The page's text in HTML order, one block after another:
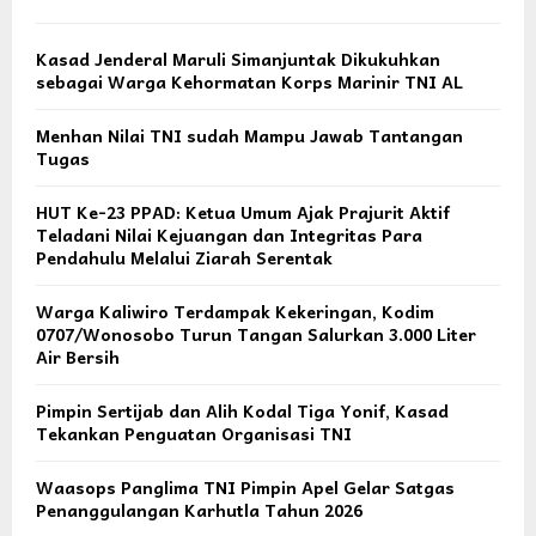
Kasad Jenderal Maruli Simanjuntak Dikukuhkan
sebagai Warga Kehormatan Korps Marinir TNI AL
Menhan Nilai TNI sudah Mampu Jawab Tantangan
Tugas
HUT Ke-23 PPAD: Ketua Umum Ajak Prajurit Aktif
Teladani Nilai Kejuangan dan Integritas Para
Pendahulu Melalui Ziarah Serentak
Warga Kaliwiro Terdampak Kekeringan, Kodim
0707/Wonosobo Turun Tangan Salurkan 3.000 Liter
Air Bersih
Pimpin Sertijab dan Alih Kodal Tiga Yonif, Kasad
Tekankan Penguatan Organisasi TNI
Waasops Panglima TNI Pimpin Apel Gelar Satgas
Penanggulangan Karhutla Tahun 2026